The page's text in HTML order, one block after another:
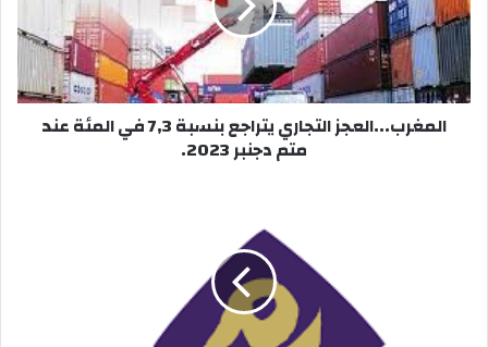
و
ي
ب
المغرب...العجز التجاري يتراجع بنسبة 7,3 في المئة عند
متم دجنبر 2023.